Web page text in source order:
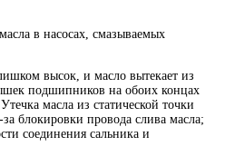
в насосах, смазываемых
высок, и масло вытекает из
подшипников на обоих концах
масла из статической точки
блокировки провода слива масла;
соединения сальника и